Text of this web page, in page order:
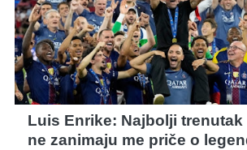
Luis Enrike: Najbolji trenutak
ne zanimaju me priče o